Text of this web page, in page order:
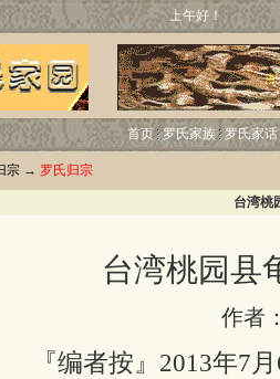
上午好！
首页 罗氏家族 罗氏家话
宗 → 罗氏归宗
台湾桃
台湾桃园县
作者
编者按』2013年7月